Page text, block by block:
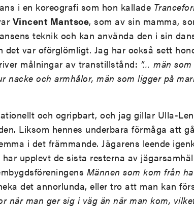
i en koreografi som hon kallade
Vincent Mantsoe, som av sin mamma,
teknik och kan använda den i sin
det var oförglömligt. Jag har också sett
målningar av transtillstånd: ”… män
nacke och armhålor, män som ligger på
och ogripbart, och jag gillar Ulla-
Liksom hennes underbara förmåga att
i det främmande. Jägarens leende
upplevt de sista resterna av
Männen som kom från
det annorlunda, eller tro att man kan
när man ger sig i väg än när man kom,